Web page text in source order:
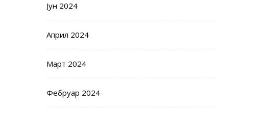
Јун 2024
Април 2024
Март 2024
Фебруар 2024